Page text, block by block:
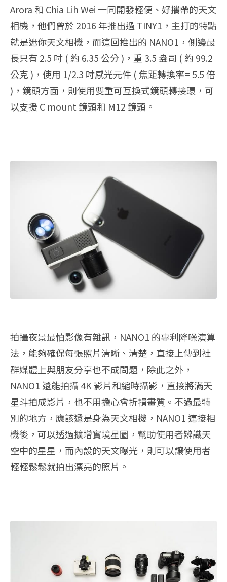
Arora 和 Chia Lih Wei 一同開發輕便、好攜帶的天文
相機，他們曾於 2016 年推出過 TINY1，主打的特點
就是迷你天文相機，而這回推出的 NANO1，側邊最
長只有 2.5 吋 ( 約 6.35 公分 )，重 3.5 盎司 ( 約 99.2
公克 )，使用 1/2.3 吋感光元件 ( 焦距轉換率= 5.5 倍
)，鏡頭方面，則使用雙重可互換式鏡頭轉接環，可
以支援 C mount 鏡頭和 M12 鏡頭。
拍攝夜景最怕影像有雜訊，NANO1 的專利降噪演算
法，能夠確保每張照片清晰、清楚，直接上傳到社
群媒體上與朋友分享也不成問題，除此之外，
NANO1 還能拍攝 4K 影片和縮時攝影，直接將滿天
星斗拍成影片，也不用擔心會折損畫質。不過最特
別的地方，應該還是身為天文相機，NANO1 連接相
機後，可以透過擴增實境星圖，幫助使用者辨識天
空中的星星，而內設的天文曝光，則可以讓使用者
輕輕鬆鬆就拍出漂亮的照片。